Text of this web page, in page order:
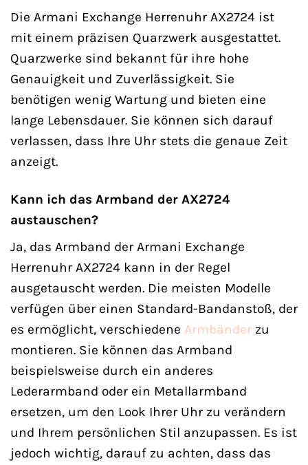
Die Armani Exchange Herrenuhr AX2724 ist
mit einem präzisen Quarzwerk ausgestattet.
Quarzwerke sind bekannt für ihre hohe
Genauigkeit und Zuverlässigkeit. Sie
benötigen wenig Wartung und bieten eine
lange Lebensdauer. Sie können sich darauf
verlassen, dass Ihre Uhr stets die genaue Zeit
anzeigt.
Kann ich das Armband der AX2724
austauschen?
Ja, das Armband der Armani Exchange
Herrenuhr AX2724 kann in der Regel
ausgetauscht werden. Die meisten Modelle
verfügen über einen Standard-Bandanstoß, der
es ermöglicht, verschiedene Armbänder zu
montieren. Sie können das Armband
beispielsweise durch ein anderes
Lederarmband oder ein Metallarmband
ersetzen, um den Look Ihrer Uhr zu verändern
und Ihrem persönlichen Stil anzupassen. Es ist
jedoch wichtig, darauf zu achten, dass das